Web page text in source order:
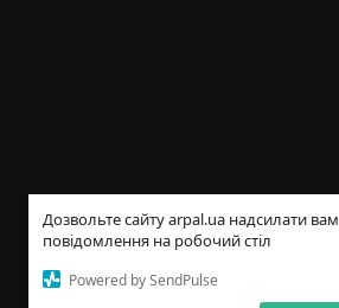
Дозвольте сайту arpal.ua надсилати вам
повідомлення на робочий стіл
Powered by SendPulse